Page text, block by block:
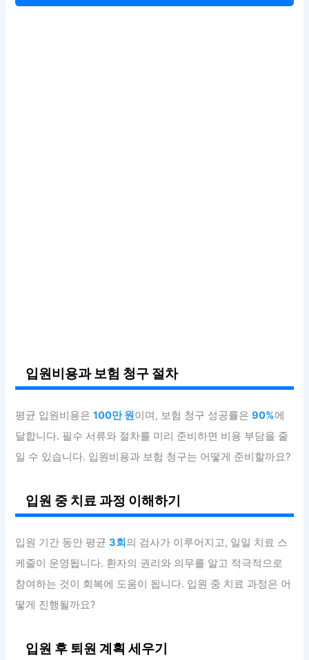
입원비용과 보험 청구 절차
평균 입원비용은100만 원이며, 보험 청구 성공률은90%에
달합니다. 필수 서류와 절차를 미리 준비하면 비용 부담을 줄
일 수 있습니다. 입원비용과 보험 청구는 어떻게 준비할까요?
입원 중 치료 과정 이해하기
입원 기간 동안 평균3회의 검사가 이루어지고, 일일 치료 스
케줄이 운영됩니다. 환자의 권리와 의무를 알고 적극적으로
참여하는 것이 회복에 도움이 됩니다. 입원 중 치료 과정은 어
떻게 진행될까요?
입원 후 퇴원 계획 세우기